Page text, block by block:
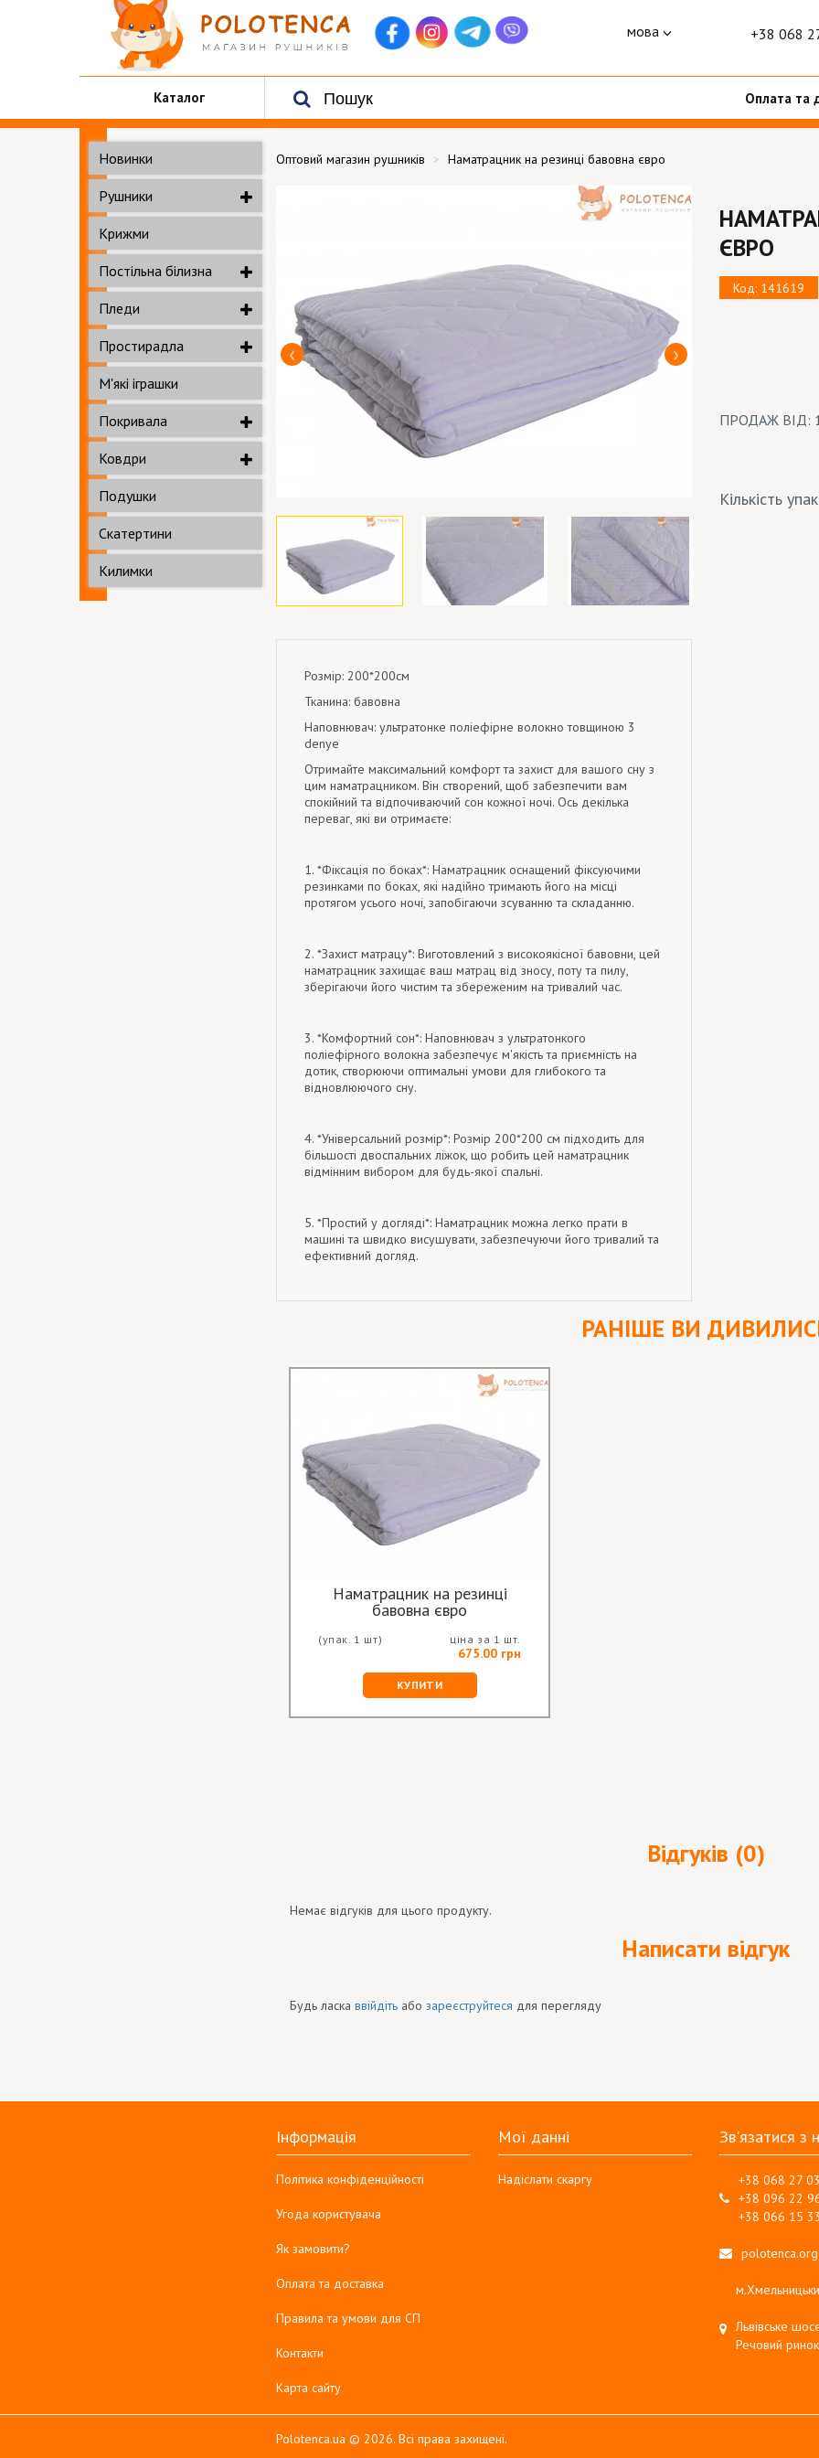
мова +38 068
Каталог Оплата та
Новинки
Рушники
Крижми
Постільна білизна
Пледи
Простирадла
М'які іграшки
Покривала
Ковдри
Подушки
Скатертини
Килимки
Оптовий магазин рушників Наматрацник на резинці бавовна євро
Розмір: 200*200см
Тканина: бавовна
Наповнювач: ультратонке поліефірне волокно товщиною 3
denye
Отримайте максимальний комфорт та захист для вашого сну з
цим наматрацником. Він створений, щоб забезпечити вам
спокійний та відпочиваючий сон кожної ночі. Ось декілька
переваг, які ви отримаєте:
1. *Фіксація по боках*: Наматрацник оснащений фіксуючими
резинками по боках, які надійно тримають його на місці
протягом усього ночі, запобігаючи зсуванню та складанню.
2. *Захист матрацу*: Виготовлений з високоякісної бавовни, цей
наматрацник захищає ваш матрац від зносу, поту та пилу,
зберігаючи його чистим та збереженим на тривалий час.
3. *Комфортний сон*: Наповнювач з ультратонкого
поліефірного волокна забезпечує м'якість та приємність на
дотик, створюючи оптимальні умови для глибокого та
відновлюючого сну.
4. *Універсальний розмір*: Розмір 200*200 см підходить для
більшості двоспальних ліжок, що робить цей наматрацник
відмінним вибором для будь-якої спальні.
5. *Простий у догляді*: Наматрацник можна легко прати в
машині та швидко висушувати, забезпечуючи його тривалий та
ефективний догляд.
ЄВРО
Код: 141619
ПРОДАЖ ВІД:
Кількість
РАНІШЕ ВИ
Наматрацник на резинці
бавовна євро
(упак. 1 шт) ціна за 1 шт.
675.00 грн
КУПИТИ
Відгуків (0)
Немає відгуків для цього продукту.
Написати відгук
Будь ласка ввійдіть або зареєструйтеся для перегляду
Інформація
Політика конфіденційності
Угода користувача
Як замовити?
Оплата та доставка
Правила та умови для СП
Контакти
Карта сайту
Мої данні
Надіслати скаргу
Зв'язатися з
+38 068 27
+38 096 22
+38 066 15
Львівське
Речовий ринок
Polotenca.ua © 2026. Всі права захищені.